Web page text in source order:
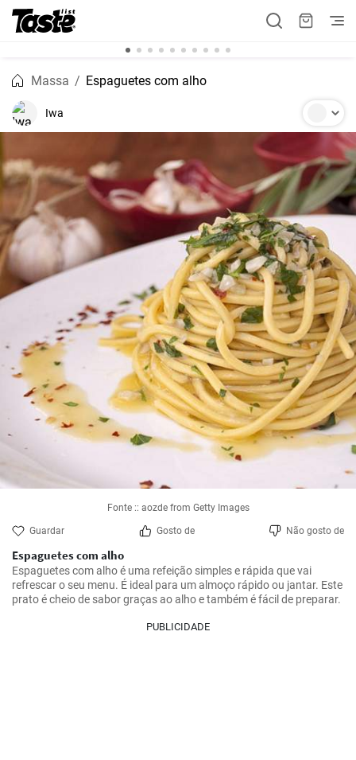
Massa Espaguetes com alho
Iwa
Fonte :: aozde from Getty Images
Guardar Gosto de Não gosto de
Espaguetes com alho
Espaguetes com alho é uma refeição simples e rápida que vai
refrescar o seu menu. É ideal para um almoço rápido ou jantar. Este
prato é cheio de sabor graças ao alho e também é fácil de preparar.
PUBLICIDADE